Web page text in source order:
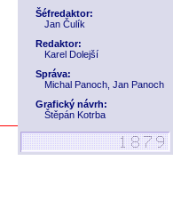
Šéfredaktor:
Jan Čulík
Redaktor:
Karel Dolejší
Správa:
Michal Panoch, Jan Panoch
Grafický návrh:
Štěpán Kotrba